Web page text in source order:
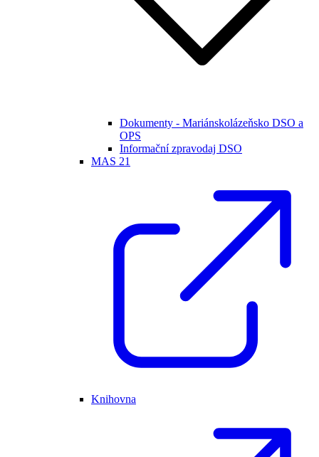
Dokumenty - Mariánskolázeňsko DSO a
OPS
Informační zpravodaj DSO
MAS 21
Knihovna